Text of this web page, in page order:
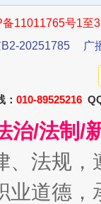
备11011765号1至
20251785
广
010-89525216
治/法制/
、法规
业道德